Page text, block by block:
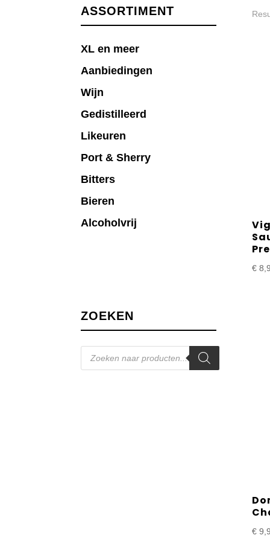
ASSORTIMENT
XL en meer
Aanbiedingen
Wijn
Gedistilleerd
Likeuren
Port & Sherry
Bitters
Bieren
Alcoholvrij
ZOEKEN
Producten
zoeken
€
€